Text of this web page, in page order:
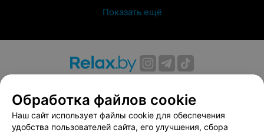
Показать ещё
Вакансии
Публичный договор
Способы оплаты
Публичный договор по использованию сервиса
«Афиша»
Обработка файлов cookie
Наш сайт использует файлы cookie для обеспечения
удобства пользователей сайта, его улучшения, сбора